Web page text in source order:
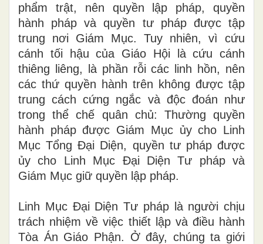
phẩm trật, nên quyền lập pháp, quyền
hành pháp và quyền tư pháp đượctập
trung nơi Giám Mục. Tuy nhiên, vì cứu
cánh tối hậu của Giáo Hội là cứu cánh
thiêng liêng, là phần rỗi các linh hồn, nên
các thứ quyền hành trên không được tập
trung cách cứng ngắc và độc đoán như
trong thể chế quân chủ: Thường quyền
hành pháp được Giám Mục ủy cho Linh
Mục Tổng Đại Diện, quyền tư pháp được
ủy cho Linh Mục Đại Diện Tư pháp và
Giám Mục giữ quyền lập pháp.
Linh Mục Đại Diện Tư pháp là người chịu
trách nhiệm về việc thiết lập và điều hành
Tòa Án Giáo Phận. Ởđây, chúng ta giới